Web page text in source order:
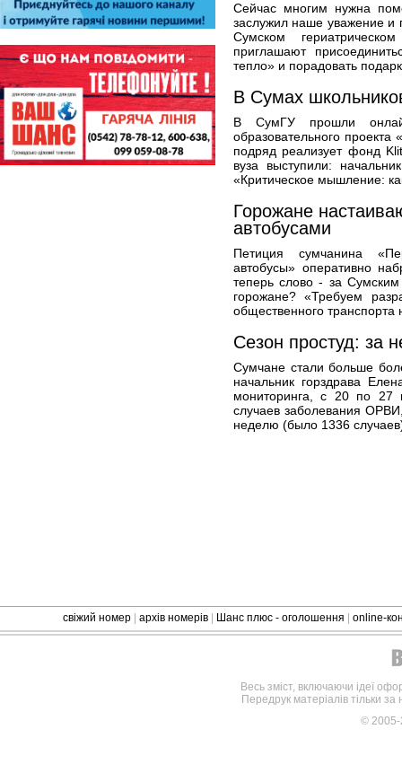
Сейчас многим нужна
заслужил наше уважение и
Сумском
приглашают
тепло» и порадовать
В Сумах
В СумГУ прошли
образовательного
подряд реализует фонд
вуза выступили:
«Критическое мышление:
Горожане
автобусами
Петиция сумчанина
автобусы» оперативно
теперь слово - за
горожане? «Требуем
общественного
Сезон простуд: за
Сумчане стали больше
начальник горздрава
мониторинга, с 20 по 27
случаев заболевания
неделю (было 1336
свіжий номер архів номерів Шанс плюс - оголошення online-
Весь зміст, включаючи ідеї
Передрук матеріалів тільки
©